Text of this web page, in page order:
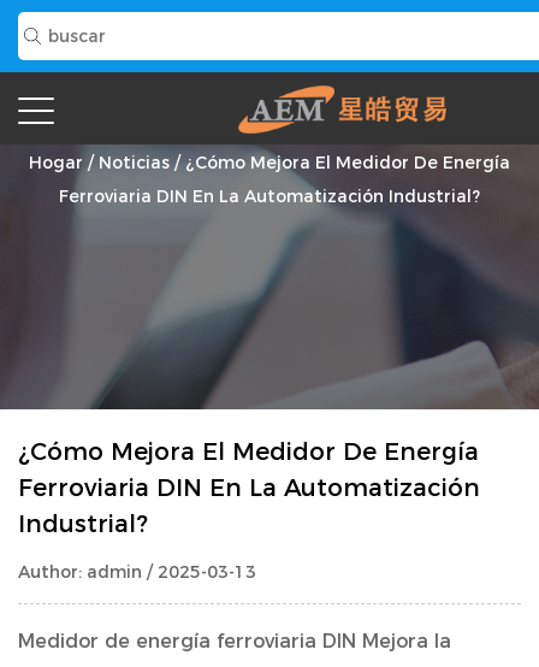
Noticias
Hogar / Noticias / ¿Cómo Mejora El Medidor De Energía
Ferroviaria DIN En La Automatización Industrial?
¿Cómo Mejora El Medidor De Energía
Ferroviaria DIN En La Automatización
Industrial?
Author: admin / 2025-03-13
Medidor de energía ferroviaria DIN Mejora la